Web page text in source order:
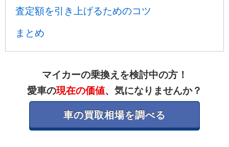
査定額を引き上げるためのコツ
まとめ
マイカーの乗換えを検討中の方！
愛車の現在の価値、気になりませんか？
車の買取相場を調べる